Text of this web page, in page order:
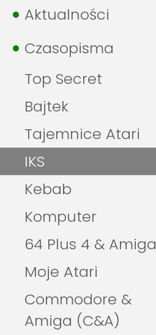
Aktualności
Czasopisma
Top Secret
Bajtek
Tajemnice Atari
IKS
Kebab
Komputer
64 Plus 4 & Amiga
Moje Atari
Commodore &
Amiga (C&A)